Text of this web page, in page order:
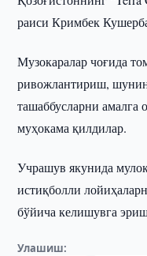
раиси Кримбек
Музокаралар чоғида
ривожлантириш,
ташаббусларни
муҳокама қилдилар.
Учрашув якунида
истиқболли
бўйича келишувга
Улашиш: